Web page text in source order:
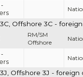
Offshore 3C -
RM/SM
Offshore
Offshore 3J -